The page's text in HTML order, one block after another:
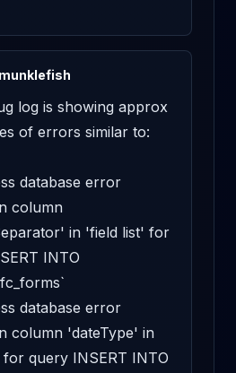
log is showing approx
of errors similar to:
database error
column
in 'field list' for
INTO
database error
column 'dateType' in
query INSERT INTO